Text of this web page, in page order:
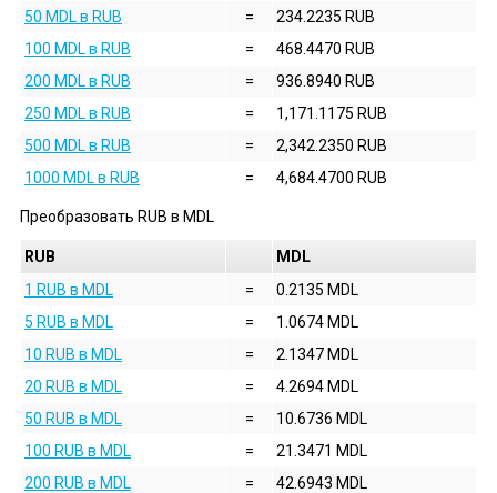
50 MDL в RUB
=
234.2235 RUB
100 MDL в RUB
=
468.4470 RUB
200 MDL в RUB
=
936.8940 RUB
250 MDL в RUB
=
1,171.1175 RUB
500 MDL в RUB
=
2,342.2350 RUB
1000 MDL в RUB
= 4,684.4700 RUB
Преобразовать RUB в MDL
RUB
MDL
1 RUB в MDL
=
0.2135 MDL
5 RUB в MDL
=
1.0674 MDL
10 RUB в MDL
=
2.1347 MDL
20 RUB в MDL
=
4.2694 MDL
50 RUB в MDL
=
10.6736 MDL
100 RUB в MDL
=
21.3471 MDL
200 RUB в MDL
=
42.6943 MDL